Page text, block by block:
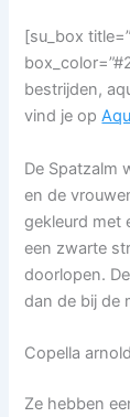
[su_box
bestrijden,
vind je op
De Spatzalm
en de
gekleurd met
een zwarte
doorlopen.
dan de bij de
Copella
Ze hebben